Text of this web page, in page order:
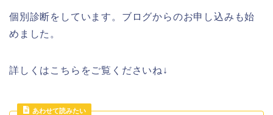
個別診断をしています。ブログからのお申し込みも始
めました。
詳しくはこちらをご覧くださいね↓